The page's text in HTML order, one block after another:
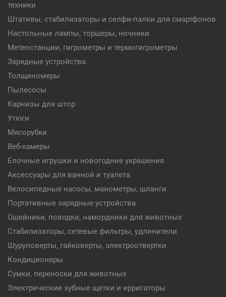
техники
Штативы, стабилизаторы и селфи-палки для смартфонов
Настольные лампы, торшеры, ночники
Метеостанции, гигрометры и термогигрометры
Зарядные устройства
Толщиномеры
Пылесосы
Карнизы для штор
Утюги
Мясорубки
Веб-камеры
Елочные игрушки и новогодние украшения
Аксессуары для ванной и туалета
Велосипедные насосы, манометры, шланги
Портативные зарядные устройства
Ошейники, поводки, намордники для животных
Стабилизаторы, сетевые фильтры, удлинители
Шуруповерты, гайковерты, электроотвертки
Кондиционеры
Сумки, переноски для животных
Электрические зубные щетки и ирригаторы